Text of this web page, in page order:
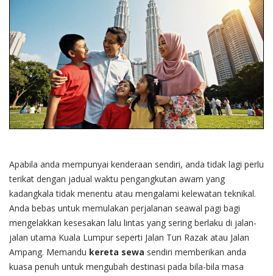
Apabila anda mempunyai kenderaan sendiri, anda tidak lagi perlu
terikat dengan jadual waktu pengangkutan awam yang
kadangkala tidak menentu atau mengalami kelewatan teknikal.
Anda bebas untuk memulakan perjalanan seawal pagi bagi
mengelakkan kesesakan lalu lintas yang sering berlaku di jalan-
jalan utama Kuala Lumpur seperti Jalan Tun Razak atau Jalan
Ampang. Memandu kereta sewa sendiri memberikan anda
kuasa penuh untuk mengubah destinasi pada bila-bila masa